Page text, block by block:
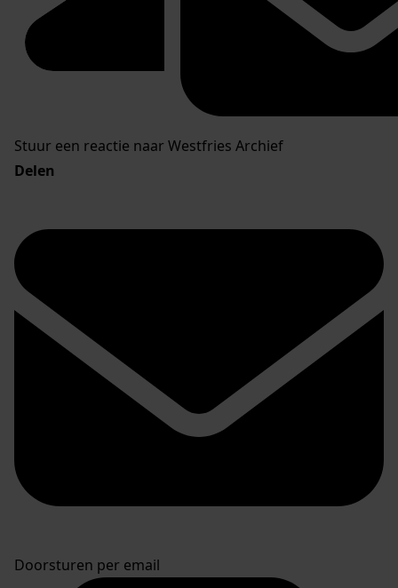
Stuur een reactie naar Westfries Archief
Delen
Doorsturen per email